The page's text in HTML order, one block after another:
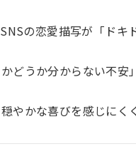
の恋愛描写が「ド
どうか分からない不
やかな喜びを感じにく